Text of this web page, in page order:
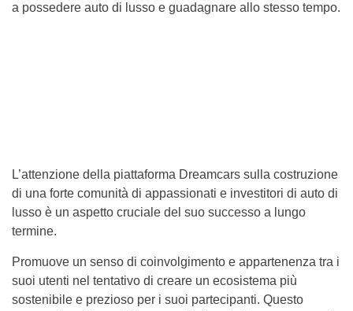
a possedere auto di lusso e guadagnare allo stesso tempo.
L’attenzione della piattaforma Dreamcars sulla costruzione
di una forte comunità di appassionati e investitori di auto di
lusso è un aspetto cruciale del suo successo a lungo
termine.
Promuove un senso di coinvolgimento e appartenenza tra i
suoi utenti nel tentativo di creare un ecosistema più
sostenibile e prezioso per i suoi partecipanti. Questo